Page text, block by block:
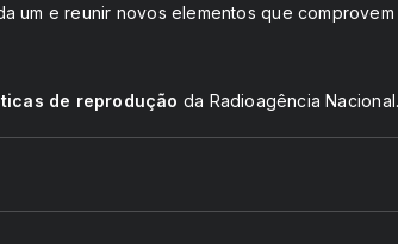
um e reunir novos elementos que
de reprodução da Radioagência Nacional.